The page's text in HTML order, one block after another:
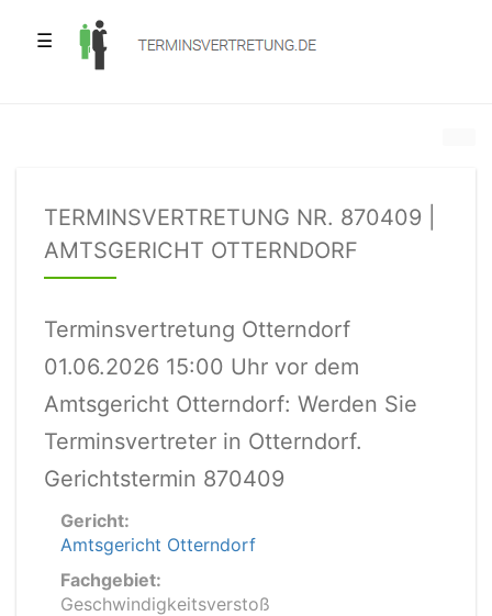
☰
TERMINSVERTRETUNG NR. 870409 |
AMTSGERICHT OTTERNDORF
Terminsvertretung Otterndorf
01.06.2026 15:00 Uhr vor dem
Amtsgericht Otterndorf: Werden Sie
Terminsvertreter in Otterndorf.
Gerichtstermin 870409
Gericht:
Amtsgericht Otterndorf
Fachgebiet:
Geschwindigkeitsverstoß